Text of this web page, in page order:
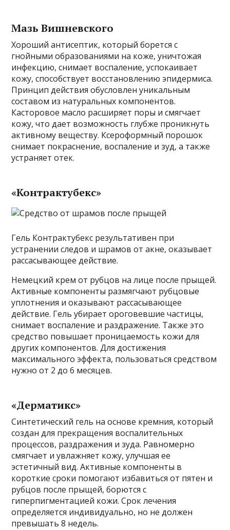
Мазь Вишневского
Хороший антисептик, который борется с
гнойными образованиями на коже, уничтожая
инфекцию, снимает воспаление, успокаивает
кожу, способствует восстановлению эпидермиса.
Принцип действия обусловлен уникальным
составом из натуральных компонентов.
Касторовое масло расширяет поры и смягчает
кожу, что дает возможность глубже проникнуть
активному веществу. Ксероформный порошок
снимает покраснение, воспаление и зуд, а также
устраняет отек.
«Контрактубекс»
Гель Контрактубекс результативен при
устранении следов и шрамов от акне, оказывает
рассасывающее действие.
Немецкий крем от рубцов на лице после прыщей.
Активные компоненты размягчают рубцовые
уплотнения и оказывают рассасывающее
действие. Гель убирает ороговевшие частицы,
снимает воспаление и раздражение. Также это
средство повышает проницаемость кожи для
других компонентов. Для достижения
максимального эффекта, пользоваться средством
нужно от 2 до 6 месяцев.
«Дерматикс»
Синтетический гель на основе кремния, который
создан для прекращения воспалительных
процессов, раздражения и зуда. Равномерно
смягчает и увлажняет кожу, улучшая ее
эстетичный вид. Активные компоненты в
короткие сроки помогают избавиться от пятен и
рубцов после прыщей, борются с
гиперпигментацией кожи. Срок лечения
определяется индивидуально, но не должен
превышать 8 недель.